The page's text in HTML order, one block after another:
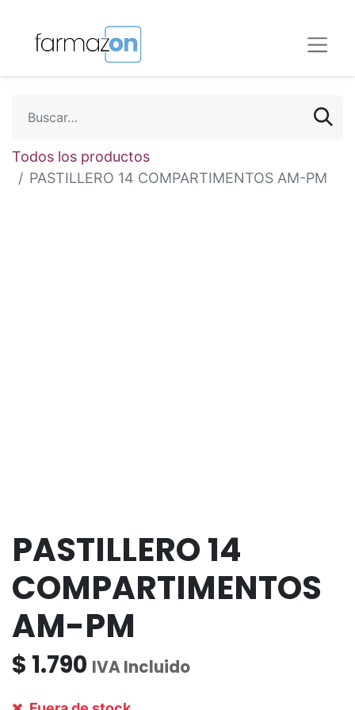
Todos los productos
PASTILLERO 14 COMPARTIMENTOS AM-PM
PASTILLERO 14
COMPARTIMENTOS
AM-PM
$ 1.790 IVA Incluido